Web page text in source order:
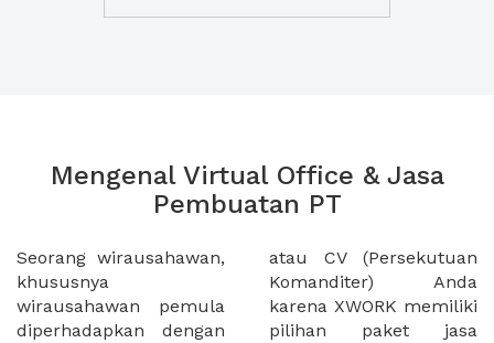
Mengenal Virtual Office & Jasa
Pembuatan PT
Seorang wirausahawan,
khususnya
wirausahawan pemula
diperhadapkan dengan
atau CV (Persekutuan
Komanditer) Anda
karena XWORK memiliki
pilihan paket jasa